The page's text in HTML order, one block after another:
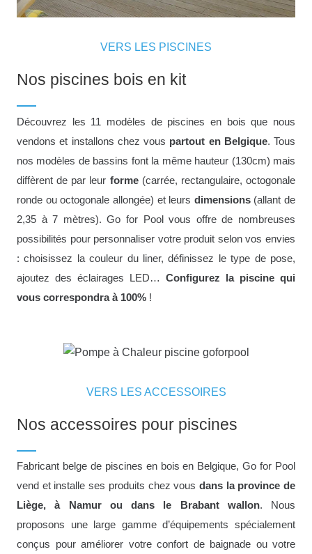
VERS LES PISCINES
Nos piscines bois en kit
Découvrez les 11 modèles de piscines en bois que nous
vendons et installons chez vous partout en Belgique. Tous
nos modèles de bassins font la même hauteur (130cm) mais
diffèrent de par leur forme(carrée, rectangulaire, octogonale
ronde ou octogonale allongée) et leurs dimensions(allant de
2,35 à 7 mètres). Go for Pool vous offre de nombreuses
possibilités pour personnaliser votre produit selon vos envies
: choisissez la couleur du liner, définissez le type de pose,
ajoutez des éclairages LED… Configurez la piscine qui
vous correspondra à 100% !
VERS LES ACCESSOIRES
Nos accessoires pour piscines
Fabricant belge de piscines en bois en Belgique, Go for Pool
vend et installe ses produits chez vous dans la province de
Liège, à Namur ou dans le Brabant wallon. Nous
proposons une large gamme d’équipements spécialement
conçus pour améliorer votre confort de baignade ou votre